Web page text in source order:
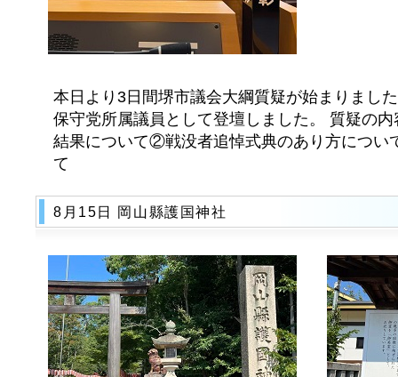
本日より3日間堺市議会大綱質疑が始まりまし
保守党所属議員として登壇しました。 質疑の
結果について②戦没者追悼式典のあり方につ
て
8月15日 岡山縣護国神社